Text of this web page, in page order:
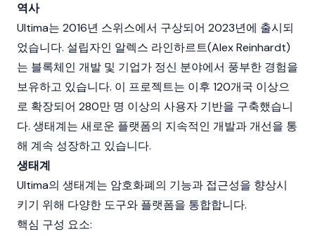
역사
Ultima는 2016년 스위스에서 구상되어 2023년에 출시되
었습니다. 설립자인 알렉스 라인하르트(Alex Reinhardt)
는 블록체인 개발 및 기업가 정신 분야에서 풍부한 경험을
보유하고 있습니다. 이 프로젝트는 이후 120개국 이상으
로 확장되어 280만 명 이상의 사용자 기반을 구축했습니
다. 생태계는 새로운 플랫폼의 지속적인 개발과 개선을 통
해 계속 성장하고 있습니다.
생태계
Ultima의 생태계는 암호화폐의 기능과 접근성을 향상시
키기 위해 다양한 도구와 플랫폼을 통합합니다.
핵심 구성 요소: